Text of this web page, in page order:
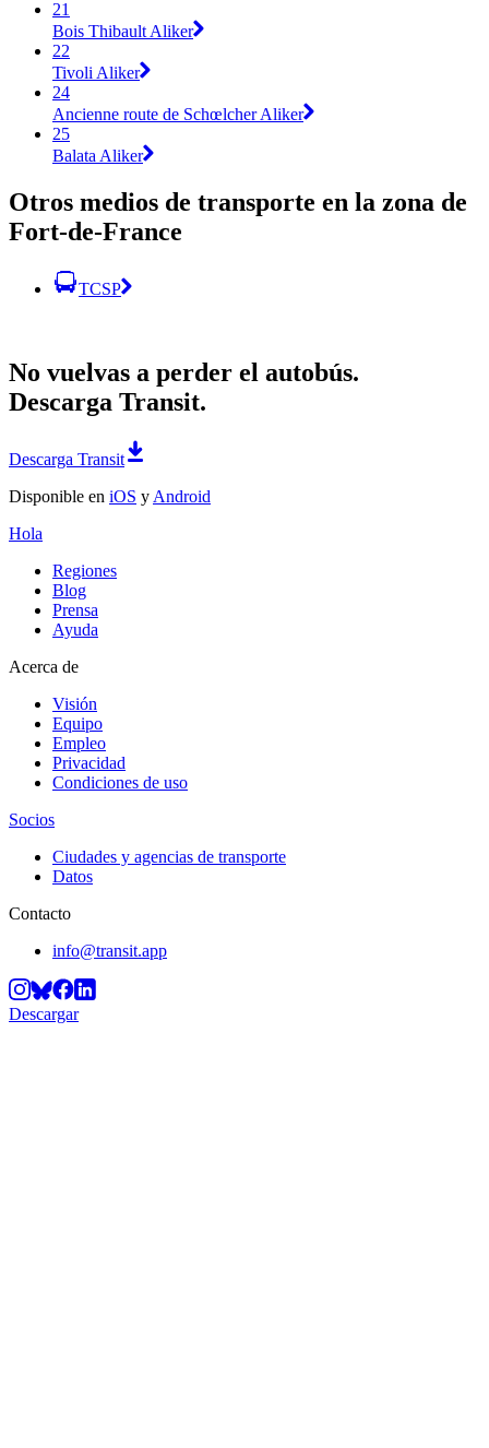
21
Bois Thibault Aliker
22
Tivoli Aliker
24
Ancienne route de Schœlcher Aliker
25
Balata Aliker
Otros medios de transporte en la zona de
Fort-de-France
TCSP
No vuelvas a perder el autobús.
Descarga Transit.
Descarga Transit
Disponible en iOS y Android
Hola
Regiones
Blog
Prensa
Ayuda
Acerca de
Visión
Equipo
Empleo
Privacidad
Condiciones de uso
Socios
Ciudades y agencias de transporte
Datos
Contacto
info@transit.app
Descargar